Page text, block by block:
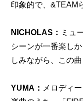
印象的で、&TEAM
NICHOLAS： ミュ
シーンが一番楽し
しみながら、この
YUMA： メロディ